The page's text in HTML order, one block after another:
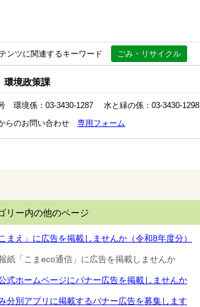
ンツに関連するキーワード ごみ・リサイクル
境政策課
環境係：03-3430-1287 水と緑の係：03-3430-1298
らのお問い合わせ 専用フォーム
リー内の他のページ
まえ」に広告を掲載しませんか（令和8年度分）
紙「こまeco通信」に広告を掲載しませんか
式ホームページにバナー広告を掲載しませんか
分別アプリに掲載するバナー広告を募集します